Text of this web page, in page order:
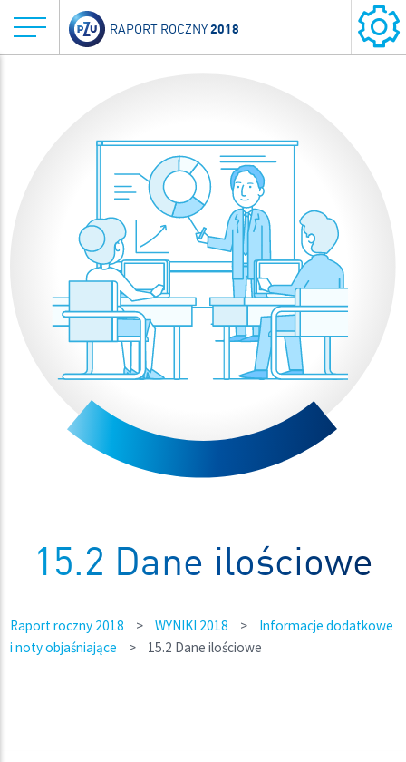
RAPORT ROCZNY2018
15.2 Dane ilościowe
Raport roczny 2018 > WYNIKI 2018 >
Informacje dodatkowe
i noty objaśniające
> 15.2 Dane ilościowe